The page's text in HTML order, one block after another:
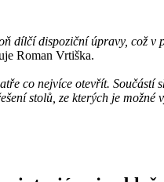
dílčí dispoziční úpravy, což
Roman Vrtiška.
co nejvíce otevřít.
stolů, ze kterých je